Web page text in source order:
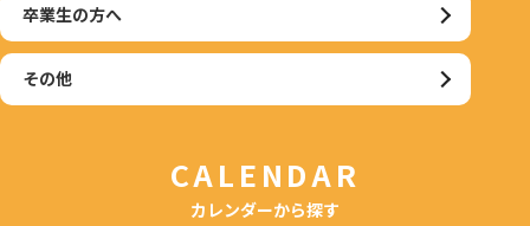
卒業生の方へ
その他
CALENDAR
カレンダーから探す